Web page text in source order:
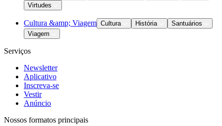
Virtudes
Cultura &amp; Viagem Cultura História
Santuários
Viagem
Serviços
Newsletter
Aplicativo
Inscreva-se
Vestir
Anúncio
Nossos formatos principais